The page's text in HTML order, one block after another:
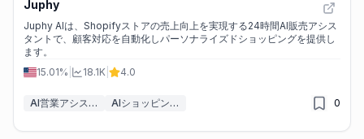
Juphy
Juphy AIは、Shopifyストアの売上向上を実現する24時間AI販売アシス
タントで、顧客対応を自動化しパーソナライズドショッピングを提供し
ます。
15.01%
18.1K 4.0
AI営業アシスタント AIショッピングアシスタント 0